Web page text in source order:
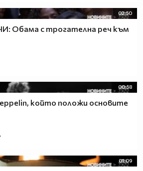
02:50
Обама с трогателна реч към
00:58
който положи основите
01:09